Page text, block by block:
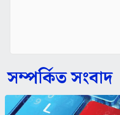
সম্পর্কিত সংবাদ